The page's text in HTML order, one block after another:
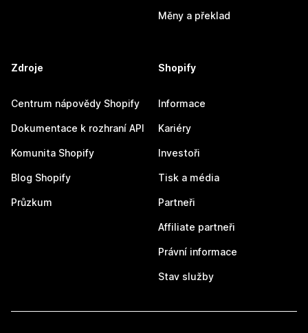
Měny a překlad
Zdroje
Centrum nápovědy Shopify
Dokumentace k rozhraní API
Komunita Shopify
Blog Shopify
Průzkum
Shopify
Informace
Kariéry
Investoři
Tisk a média
Partneři
Affiliate partneři
Právní informace
Stav služby